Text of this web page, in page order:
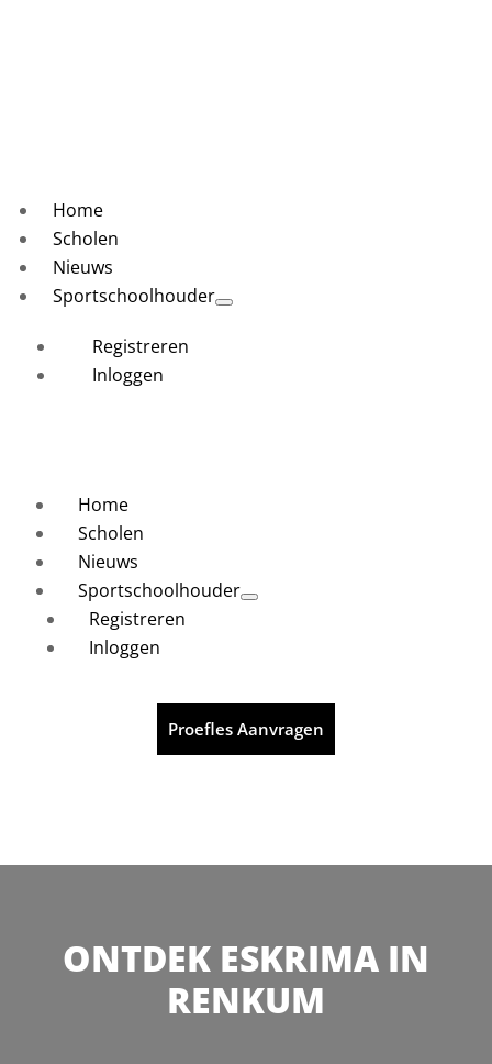
Home
Scholen
Nieuws
Sportschoolhouder
Registreren
Inloggen
Home
Scholen
Nieuws
Sportschoolhouder
Registreren
Inloggen
Proefles Aanvragen
ONTDEK ESKRIMA IN
RENKUM